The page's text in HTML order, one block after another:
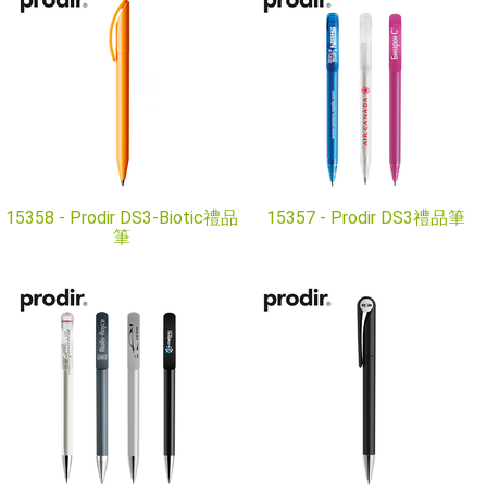
15358 - Prodir DS3-Biotic禮品
筆
15357 - Prodir DS3禮品筆